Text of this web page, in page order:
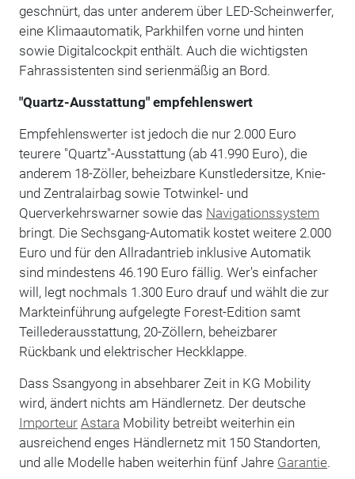
geschnürt, das unter anderem über LED-Scheinwerfer,
eine Klimaautomatik, Parkhilfen vorne und hinten
sowie Digitalcockpit enthält. Auch die wichtigsten
Fahrassistenten sind serienmäßig an Bord.
"Quartz-Ausstattung" empfehlenswert
Empfehlenswerter ist jedoch die nur 2.000 Euro
teurere "Quartz"-Ausstattung (ab 41.990 Euro), die
anderem 18-Zöller, beheizbare Kunstledersitze, Knie-
und Zentralairbag sowie Totwinkel- und
Querverkehrswarner sowie das Navigationssystem
bringt. Die Sechsgang-Automatik kostet weitere 2.000
Euro und für den Allradantrieb inklusive Automatik
sind mindestens 46.190 Euro fällig. Wer's einfacher
will, legt nochmals 1.300 Euro drauf und wählt die zur
Markteinführung aufgelegte Forest-Edition samt
Teillederausstattung, 20-Zöllern, beheizbarer
Rückbank und elektrischer Heckklappe.
Dass Ssangyong in absehbarer Zeit in KG Mobility
wird, ändert nichts am Händlernetz. Der deutsche
Importeur Astara Mobility betreibt weiterhin ein
ausreichend enges Händlernetz mit 150 Standorten,
und alle Modelle haben weiterhin fünf Jahre Garantie.